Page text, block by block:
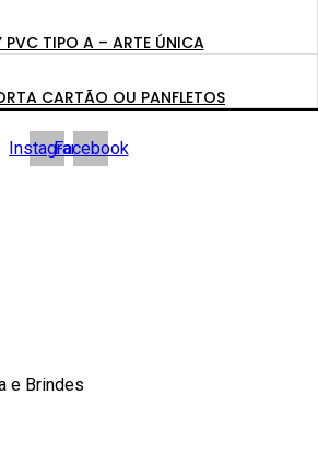
PVC TIPO A – ARTE ÚNICA
CARTÃO OU PANFLETOS
InstagramFacebook
e Brindes